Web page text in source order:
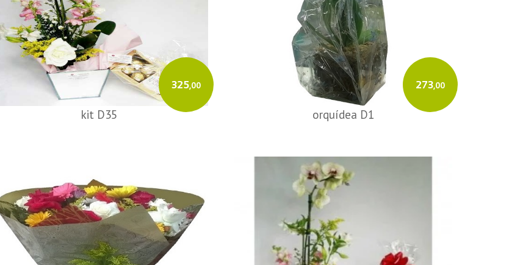
325,00
kit D35
273,00
orquídea D1